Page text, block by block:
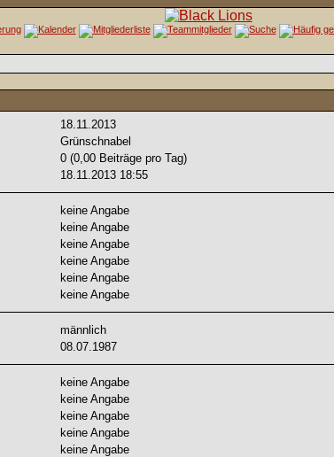
18.11.2013
Grünschnabel
0 (0,00 Beiträge pro Tag)
18.11.2013 18:55
keine Angabe
keine Angabe
keine Angabe
keine Angabe
keine Angabe
keine Angabe
männlich
08.07.1987
keine Angabe
keine Angabe
keine Angabe
keine Angabe
keine Angabe